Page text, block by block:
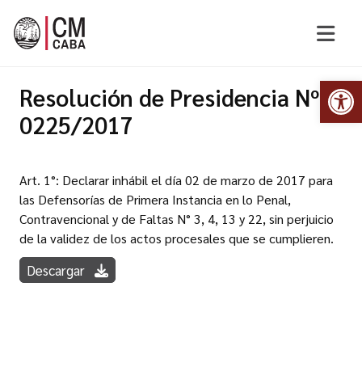
Resolución de Presidencia Nº
0225/2017
Art. 1°: Declarar inhábil el día 02 de marzo de 2017 para
las Defensorías de Primera Instancia en lo Penal,
Contravencional y de Faltas N° 3, 4, 13 y 22, sin perjuicio
de la validez de los actos procesales que se cumplieren.
Descargar